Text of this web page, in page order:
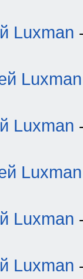
Luxman
Luxman
Luxman
Luxman
Luxman
Luxman